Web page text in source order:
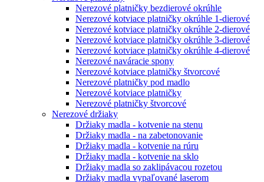
Nerezové platničky bezdierové okrúhle
Nerezové kotviace platničky okrúhle 1-dierové
Nerezové kotviace platničky okrúhle 2-dierové
Nerezové kotviace platničky okrúhle 3-dierové
Nerezové kotviace platničky okrúhle 4-dierové
Nerezové naváracie spony
Nerezové kotviace platničky štvorcové
Nerezové platničky pod madlo
Nerezové kotviace platničky
Nerezové platničky štvorcové
Nerezové držiaky
Držiaky madla - kotvenie na stenu
Držiaky madla - na zabetonovanie
Držiaky madla - kotvenie na rúru
Držiaky madla - kotvenie na sklo
Držiaky madla so zaklipávacou rozetou
Držiaky madla vypaľované laserom